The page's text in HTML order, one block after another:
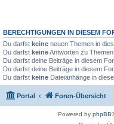
BERECHTIGUNGEN IN DIESEM
Du darfst keine neuen Themen in
Du darfst keineAntworten zu
Du darfst deine Beiträge in diesem
Du darfst deine Beiträge in diesem
Du darfst keine Dateianhänge in
Portal Foren-Übersicht
Powered by phpBB